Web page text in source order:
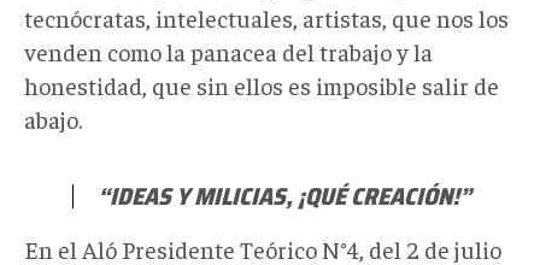
tecnócratas, intelectuales, artistas, que nos los
venden como la panacea del trabajo y la
honestidad, que sin ellos es imposible salir de
abajo.
“IDEAS Y MILICIAS, ¡QUÉ CREACIÓN!”
En el Aló Presidente Teórico N°4, del 2 de julio